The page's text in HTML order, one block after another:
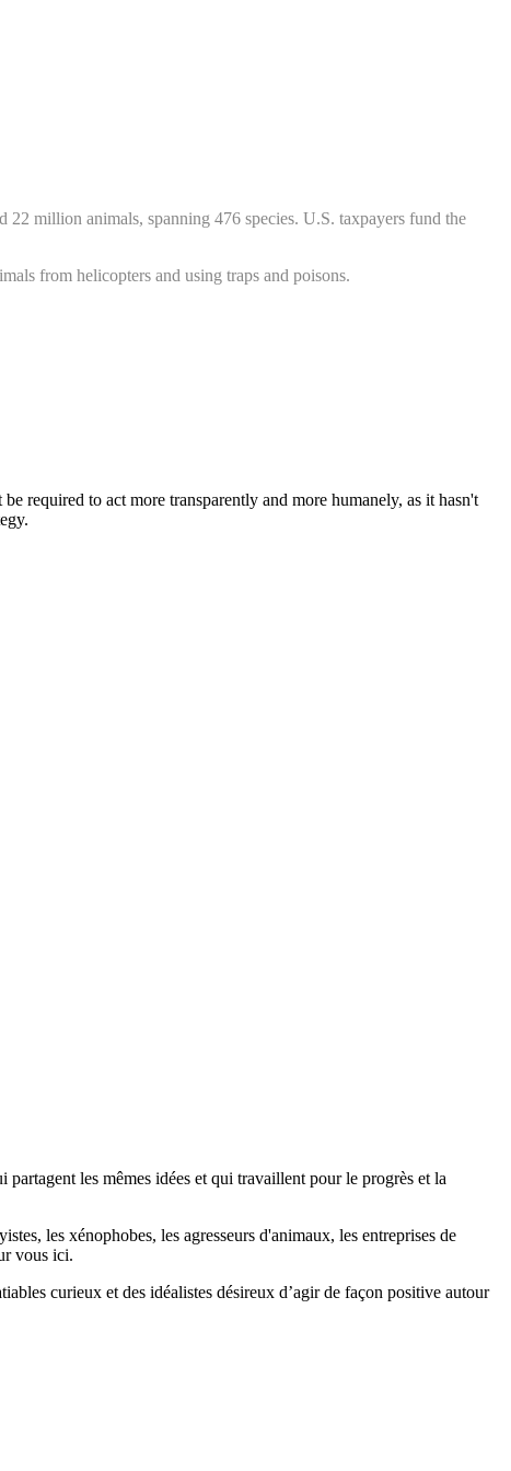
million animals, spanning 476 species. U.S. taxpayers fund the
from helicopters and using traps and poisons.
required to act more transparently and more humanely, as it hasn't
les mêmes idées et qui travaillent pour le progrès et la
les xénophobes, les agresseurs d'animaux, les entreprises de
vous ici.
curieux et des idéalistes désireux d’agir de façon positive autour